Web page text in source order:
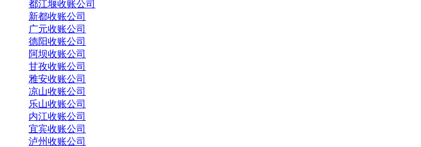
都江堰收账公司
新都收账公司
广元收账公司
德阳收账公司
阿坝收账公司
甘孜收账公司
雅安收账公司
凉山收账公司
乐山收账公司
内江收账公司
宜宾收账公司
泸州收账公司